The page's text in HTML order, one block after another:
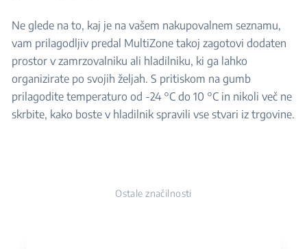
Ne glede na to, kaj je na vašem nakupovalnem seznamu,
vam prilagodljiv predal MultiZone takoj zagotovi dodaten
prostor v zamrzovalniku ali hladilniku, ki ga lahko
organizirate po svojih željah. S pritiskom na gumb
prilagodite temperaturo od -24 °C do 10 °C in nikoli več ne
skrbite, kako boste v hladilnik spravili vse stvari iz trgovine.
Ostale značilnosti